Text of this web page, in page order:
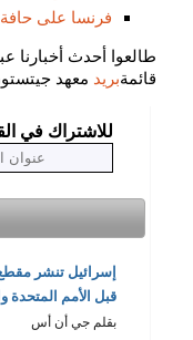
فرنسا على حافة
طالعوا أحدث أخبارنا
قائمةبريد معهد
للاشتراك في
إسرائيل تنشر
قبل الأمم المتحدة
بقلم جي أن أس